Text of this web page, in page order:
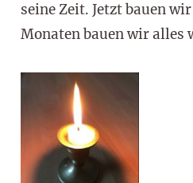
seine Zeit. Jetzt bauen
Monaten bauen wir alles